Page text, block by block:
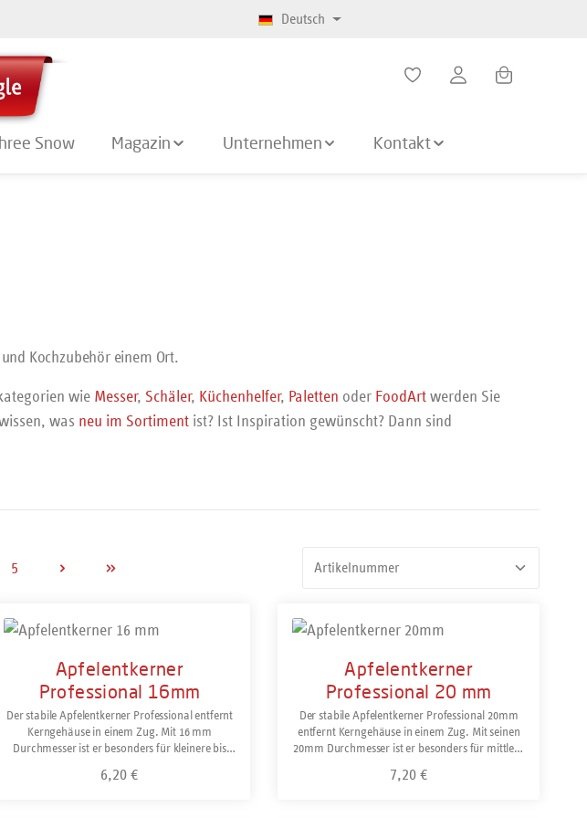
Deutsch
Warenkorb
Snow Magazin Unternehmen Kontakt
Kochzubehör einem Ort.
wie Messer, Schäler, Küchenhelfer, Paletten oder FoodArt werden Sie
was neu im Sortiment ist? Ist Inspiration gewünscht? Dann sind
Seite
5
Apfelentkerner
Professional 16mm
Der stabile Apfelentkerner Professional entfernt
Kerngehäuse in einem Zug. Mit 16 mm
Durchmesser ist er besonders für kleinere bis
glasfaserverstärktem Polyamid (PA) und ist für
Regulärer Preis:
6,20 €
Apfelentkerner
Professional 20 mm
Der stabile Apfelentkerner Professional 20mm
entfernt Kerngehäuse in einem Zug. Mit seinen
20mm Durchmesser ist er besonders für mittlere
glasfaserverstärktem Polyamid (PA) und ist für
Regulärer Preis:
7,20 €